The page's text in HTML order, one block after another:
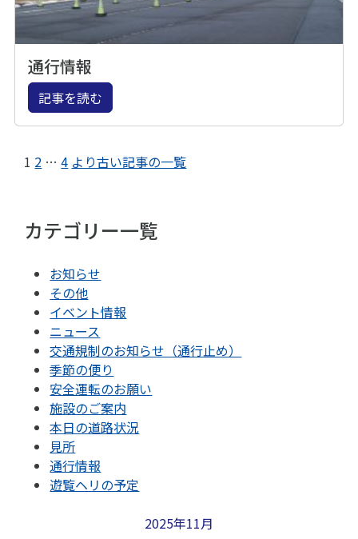
通行情報
記事を読む
1 2 … 4 より古い記事の一覧
カテゴリー一覧
お知らせ
その他
イベント情報
ニュース
交通規制のお知らせ（通行止め）
季節の便り
安全運転のお願い
施設のご案内
本日の道路状況
見所
通行情報
遊覧ヘリの予定
2025年11月